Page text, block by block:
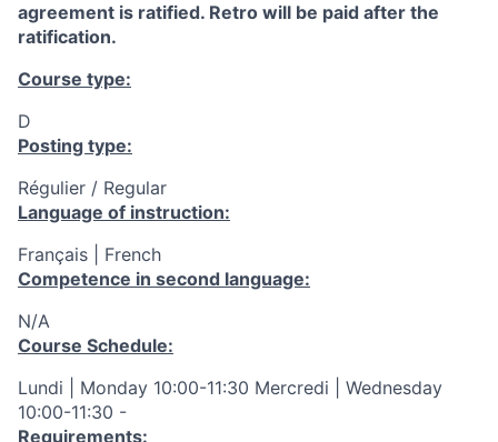
agreement is ratified. Retro will be paid after the
ratification.
Course type:
D
Posting type:
Régulier / Regular
Language of instruction:
Français | French
Competence in second language:
N/A
Course Schedule:
Lundi | Monday 10:00-11:30 Mercredi | Wednesday
10:00-11:30 -
Requirements: